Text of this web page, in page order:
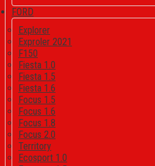
FORD
Explorer
Exproler 2021
F150
Fiesta 1.0
Fiesta 1.5
Fiesta 1.6
Focus 1.5
Focus 1.6
Focus 1.8
Focus 2.0
Territory
Ecosport 1.0